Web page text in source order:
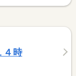
４時